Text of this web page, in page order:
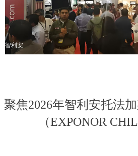
智利安
聚焦2026年智利安托法
（EXPONOR